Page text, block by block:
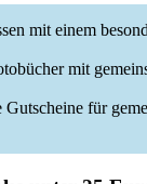
mit einem
mit
Gutscheine für